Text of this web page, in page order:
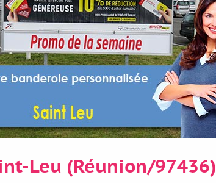
Leu (Réunion/97436)